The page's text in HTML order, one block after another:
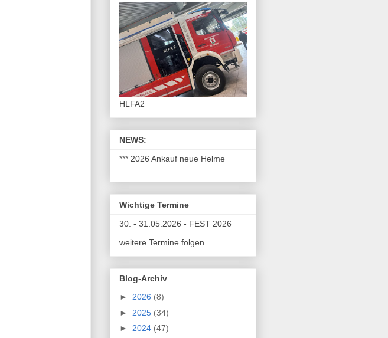
HLFA2
NEWS:
*** 2026 Ankauf neue Helme
Wichtige Termine
30. - 31.05.2026 - FEST 2026
weitere Termine folgen
Blog-Archiv
► 2026 (8)
► 2025 (34)
► 2024 (47)